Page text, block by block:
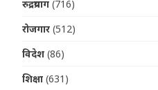
रुद्रप्रयाग (716)
रोजगार (512)
विदेश (86)
शिक्षा (631)